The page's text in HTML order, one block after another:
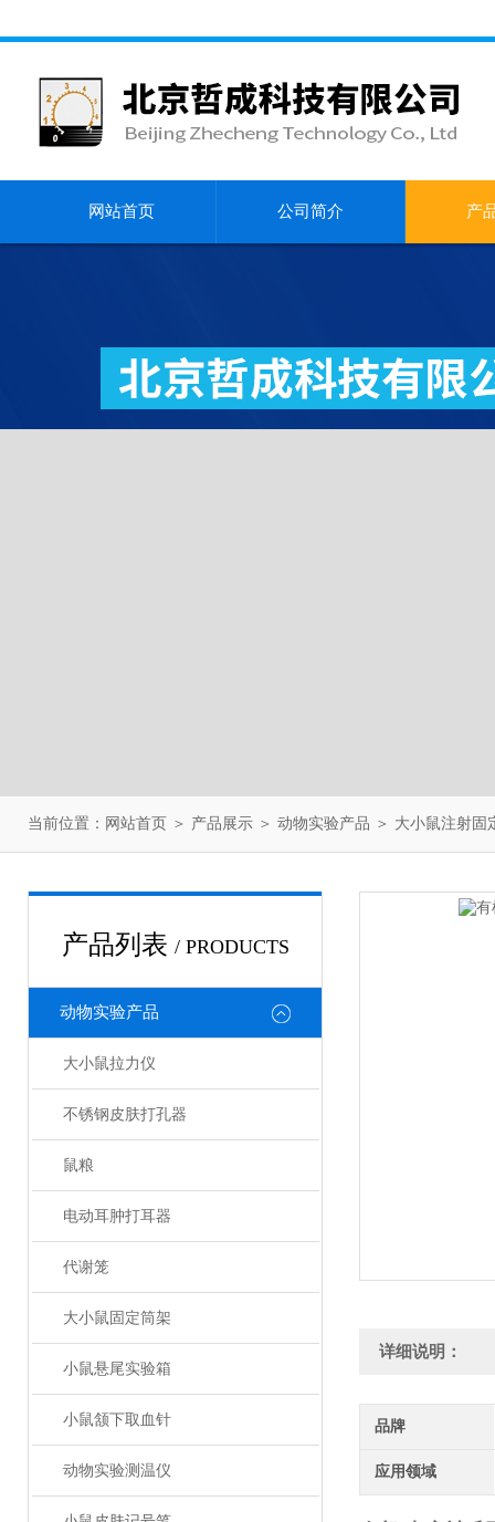
网站首页 公司简介 产
当前位置： 网站首页 ＞ 产品展示 ＞ 动物实验产品 ＞ 大小鼠注射固
产品列表 / PRODUCTS
动物实验产品
大小鼠拉力仪
不锈钢皮肤打孔器
鼠粮
电动耳肿打耳器
代谢笼
大小鼠固定筒架
小鼠悬尾实验箱
小鼠颔下取血针
动物实验测温仪
详细说明：
品牌
应用领域